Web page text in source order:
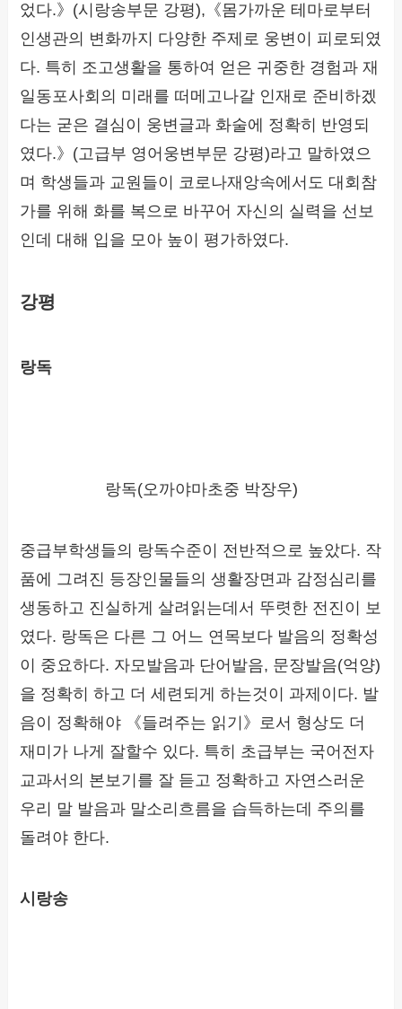
었다.》(시랑송부문 강평),《몸가까운 테마로부터
인생관의 변화까지 다양한 주제로 웅변이 피로되였
다. 특히 조고생활을 통하여 얻은 귀중한 경험과 재
일동포사회의 미래를 떠메고나갈 인재로 준비하겠
다는 굳은 결심이 웅변글과 화술에 정확히 반영되
였다.》(고급부 영어웅변부문 강평)라고 말하였으
며 학생들과 교원들이 코로나재앙속에서도 대회참
가를 위해 화를 복으로 바꾸어 자신의 실력을 선보
인데 대해 입을 모아 높이 평가하였다.
강평
랑독
랑독(오까야마초중 박장우)
중급부학생들의 랑독수준이 전반적으로 높았다. 작
품에 그려진 등장인물들의 생활장면과 감정심리를
생동하고 진실하게 살려읽는데서 뚜렷한 전진이 보
였다. 랑독은 다른 그 어느 연목보다 발음의 정확성
이 중요하다. 자모발음과 단어발음, 문장발음(억양)
을 정확히 하고 더 세련되게 하는것이 과제이다. 발
음이 정확해야 《들려주는 읽기》로서 형상도 더
재미가 나게 잘할수 있다. 특히 초급부는 국어전자
교과서의 본보기를 잘 듣고 정확하고 자연스러운
우리 말 발음과 말소리흐름을 습득하는데 주의를
돌려야 한다.
시랑송